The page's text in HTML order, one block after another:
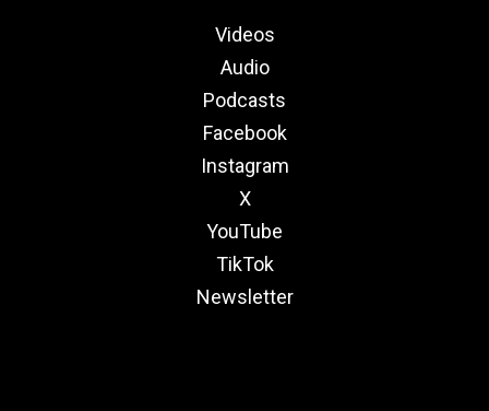
Videos
Audio
Podcasts
Facebook
Instagram
X
YouTube
TikTok
Newsletter